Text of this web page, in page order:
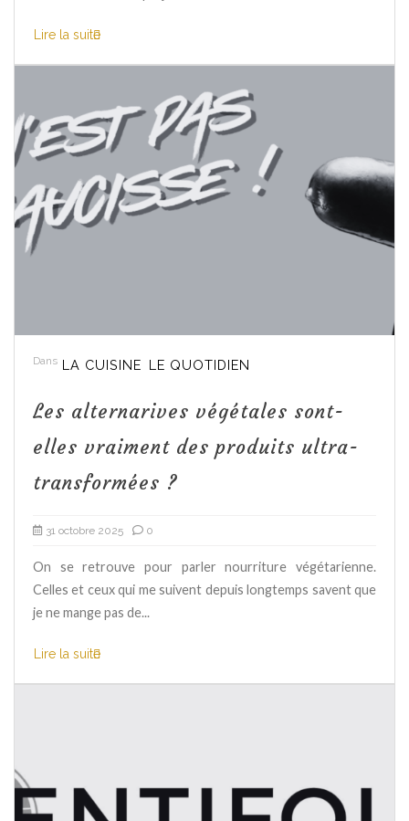
Lire la suite
Dans LA CUISINE LE QUOTIDIEN
Les alternarives végétales sont-
elles vraiment des produits ultra-
transformées ?
31 octobre 2025 0
On se retrouve pour parler nourriture végétarienne.
Celles et ceux qui me suivent depuis longtemps savent que
je ne mange pas de...
Lire la suite